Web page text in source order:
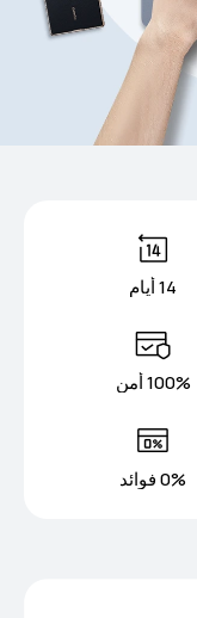
14 أيام
100% أمن
0% فوائد